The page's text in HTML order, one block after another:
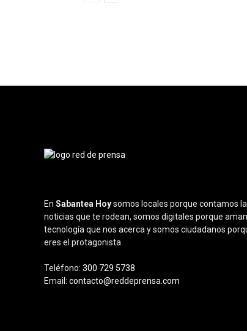
En Sabantea Hoysomos locales porque contamos
noticias que te rodean, somos digitales porque
tecnología que nos acerca y somos ciudadanos
eres el protagonista.
Teléfono: 300 729 5738
Email: contacto@reddeprensa.com